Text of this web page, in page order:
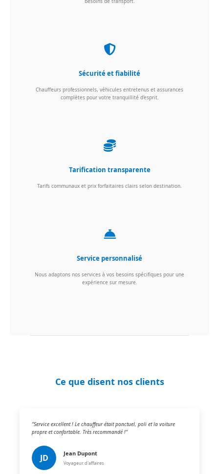
Sécurité et fiabilité
Chauffeurs professionnels, véhicules entretenus et assurances
complètes pour votre tranquillité d'esprit.
Tarification transparente
Tarifs communaux et prix forfaitaires clairs selon destination.
Service personnalisé
Nous adaptons nos services à vos besoins spécifiques pour une
expérience sur mesure.
Ce que disent nos clients
"Service excellent ! Le chauffeur était ponctuel, poli et la voiture
propre et confortable. Très recommandé !"
JD Jean Dupont
Voyageur d'affaires